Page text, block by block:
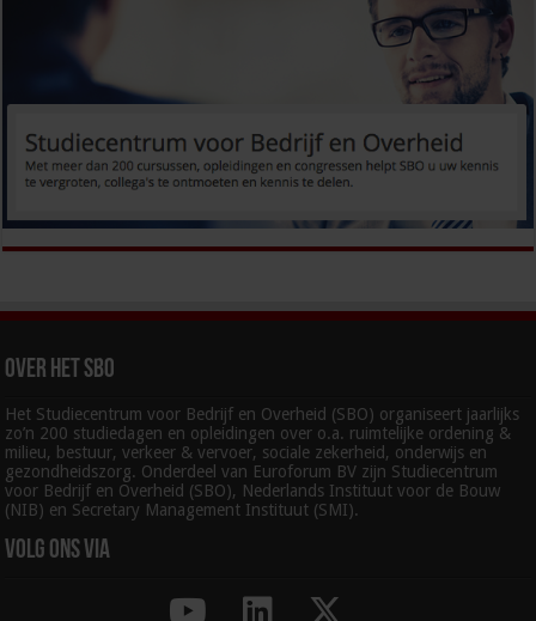
Over het SBO
Het Studiecentrum voor Bedrijf en Overheid (SBO) organiseert jaarlijks
zo’n 200 studiedagen en opleidingen over o.a. ruimtelijke ordening &
milieu, bestuur, verkeer & vervoer, sociale zekerheid, onderwijs en
gezondheidszorg. Onderdeel van Euroforum BV zijn Studiecentrum
voor Bedrijf en Overheid (SBO), Nederlands Instituut voor de Bouw
(NIB) en Secretary Management Instituut (SMI).
Volg ons via